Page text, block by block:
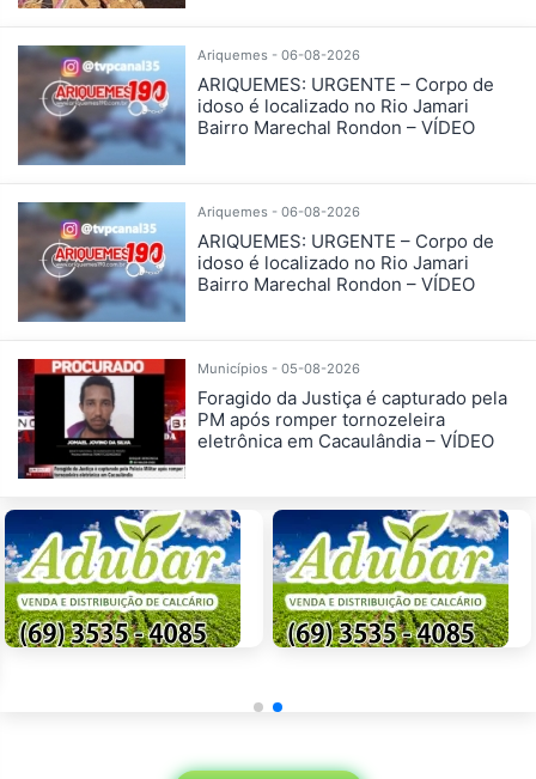
Ariquemes - 06-08-2026
ARIQUEMES: URGENTE – Corpo de
idoso é localizado no Rio Jamari
Bairro Marechal Rondon – VÍDEO
Ariquemes - 06-08-2026
ARIQUEMES: URGENTE – Corpo de
idoso é localizado no Rio Jamari
Bairro Marechal Rondon – VÍDEO
Municípios - 05-08-2026
Foragido da Justiça é capturado pela
PM após romper tornozeleira
eletrônica em Cacaulândia – VÍDEO